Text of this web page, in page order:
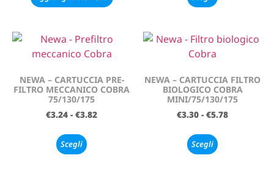
NEWA – CARTUCCIA PRE-
FILTRO MECCANICO COBRA
75/130/175
€3.24 - €3.82
Scegli
NEWA – CARTUCCIA FILTRO
BIOLOGICO COBRA
MINI/75/130/175
€3.30 - €5.78
Scegli